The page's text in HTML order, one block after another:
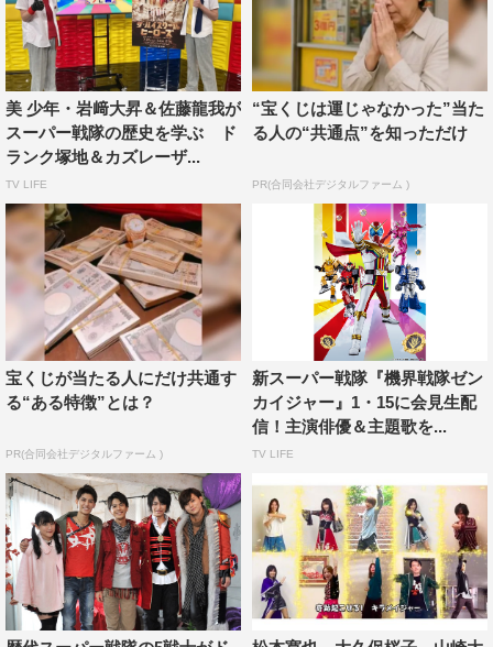
ような方もいっぱいいると思うんです。そういう方々から
見たら「こいつら生半可なこと語ってるんじゃねーぞ」っ
て思われちゃうかも知れませんが（笑）、大好きだという
熱い思いを今日の収録にはぶつけたいと思います！
僕は小学生のころは『恐竜戦隊ジュウレンジャー』が好
きでした。『超新星フラッシュマン』や『光戦隊マスクマ
ン』はそれまでのスーパー戦隊シリーズの流れとは一線を
画すストーリーで子供心に考えさせられる終わり方だった
のを覚えています。
あと、『天装戦隊ゴセイジャー』を1年間通して観てい
ると、（事務所の先輩の）髭男爵の山田ルイ53世さんの演
技がどんどん上手くなっていく、というところも見どころ
のひとつではありますね（笑）。
スーパー戦隊シリーズって、時代劇のような作りで分か
りやすい、というのが魅力。どんな世代、どんな国の人が
見ても伝わりやすい、というのが親しまれる要因ではない
でしょうか。パッと見たときにどっちが悪役でどっちが正
義の味方かが分かりやすいというところも大事なところな
んだと思います。
今回は『宇宙戦隊キュウレンジャー』とのすごいコラボ
レーションもあります！ 戦隊好きとしては夢のようなこ
美 少年・岩﨑大昇＆佐藤龍我が
スーパー戦隊の歴史を学ぶ ド
ランク塚地＆カズレーザ...
TV LIFE
“宝くじは運じゃなかった”当た
る人の“共通点”を知っただけ
PR(合同会社デジタルファーム )
宝くじが当たる人にだけ共通す
る“ある特徴”とは？
PR(合同会社デジタルファーム )
新スーパー戦隊『機界戦隊ゼン
カイジャー』1・15に会見生配
信！主演俳優＆主題歌を...
TV LIFE